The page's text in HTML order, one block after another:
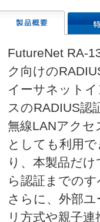
FutureNet RA-
ク向けの
イーサネット
スのRADIUS認
無線LANアク
としても利用
り、本製品だ
ら認証までの
さらに、外部
リ方式や親子